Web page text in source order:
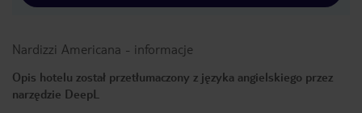
Nardizzi Americana - informacje
Opis hotelu został przetłumaczony z języka angielskiego przez
narzędzie DeepL